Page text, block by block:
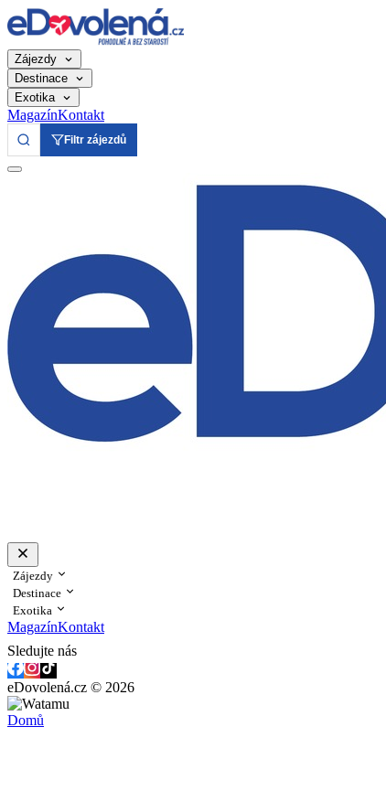
Zájezdy
Destinace
Exotika
MagazínKontakt
Filtr zájezdů
Zájezdy
Destinace
Exotika
MagazínKontakt
Sledujte nás
eDovolená.cz © 2026
Domů